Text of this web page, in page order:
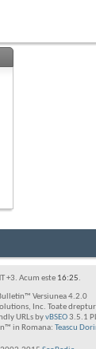
+3. Acum este 16:25.
Versiunea 4.2.0
Inc. Toate
URLs byvBSEO3.5.1
in Romana: Teascu